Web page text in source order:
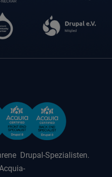
Drupal-Spezialisten.